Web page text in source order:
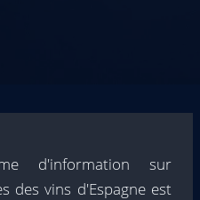
d'information sur
des vins d'Espagne est